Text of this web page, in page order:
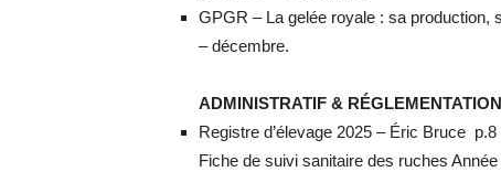
GPGR – La gelée royale : sa production,
– décembre.
ADMINISTRATIF & RÉGLEMENTATION
Registre d’élevage 2025 – Éric Bruce p.8
Fiche de suivi sanitaire des ruches